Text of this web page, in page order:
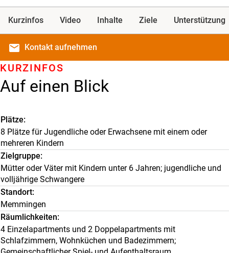
Kurzinfos Video Inhalte Ziele Unterstützung
email Kontakt aufnehmen
Auf einen Blick
KURZINFOS
Plätze
8 Plätze für Jugendliche oder Erwachsene mit einem oder
mehreren Kindern
Zielgruppe
Mütter oder Väter mit Kindern unter 6 Jahren; jugendliche und
volljährige Schwangere
Standort
Memmingen
Räumlichkeiten
4 Einzelapartments und 2 Doppelapartments mit
Schlafzimmern, Wohnküchen und Badezimmern;